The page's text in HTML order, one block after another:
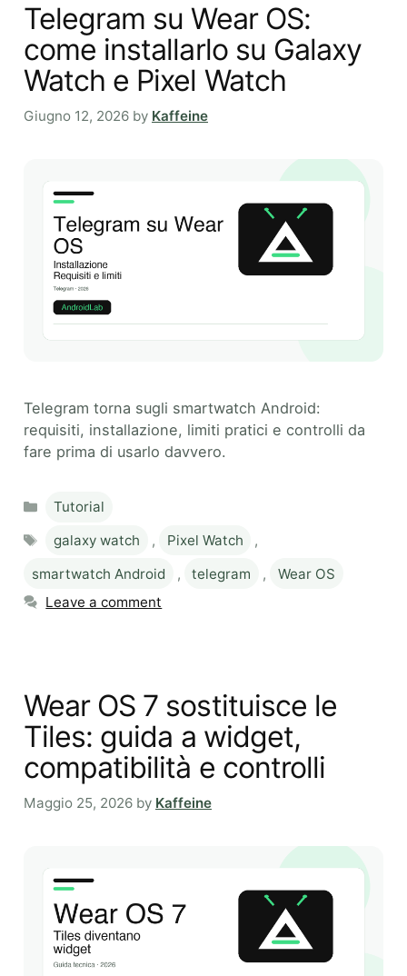
Telegram su Wear OS:
come installarlo su Galaxy
Watch e Pixel Watch
Giugno 12, 2026 by Kaffeine
Telegram torna sugli smartwatch Android:
requisiti, installazione, limiti pratici e controlli da
fare prima di usarlo davvero.
Categories
Tutorial
Tags
galaxy watch , Pixel Watch
,
smartwatch Android
, telegram ,
Wear OS
Leave a comment
Wear OS 7 sostituisce le
Tiles: guida a widget,
compatibilità e controlli
Maggio 25, 2026 by Kaffeine